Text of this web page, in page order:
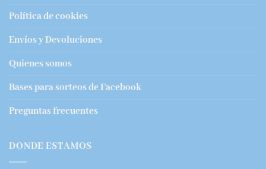
Política de cookies
Envíos y Devoluciones
Quienes somos
Bases para sorteos de Facebook
Preguntas frecuentes
DONDE ESTAMOS